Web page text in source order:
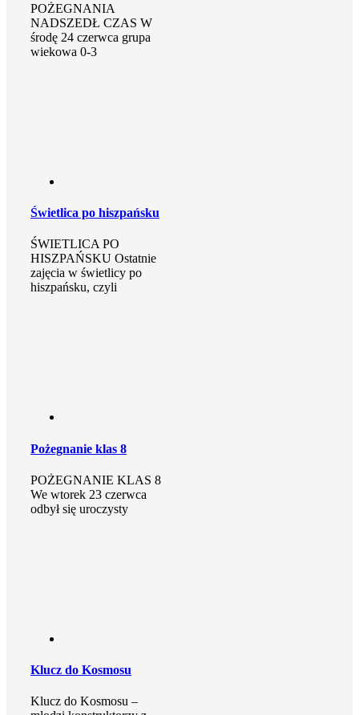
POŻEGNANIA
NADSZEDŁ CZAS W
środę 24 czerwca grupa
wiekowa 0-3
Świetlica po hiszpańsku
ŚWIETLICA PO
HISZPAŃSKU Ostatnie
zajęcia w świetlicy po
hiszpańsku, czyli
Pożegnanie klas 8
POŻEGNANIE KLAS 8
We wtorek 23 czerwca
odbył się uroczysty
Klucz do Kosmosu
Klucz do Kosmosu –